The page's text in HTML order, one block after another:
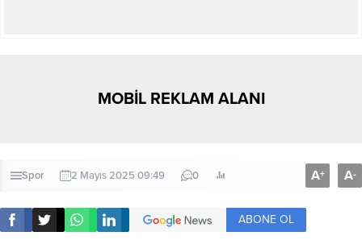
MOBİL REKLAM ALANI
Spor 2 Mayıs 2025 09:49 0 A+ A-
ABONE OL